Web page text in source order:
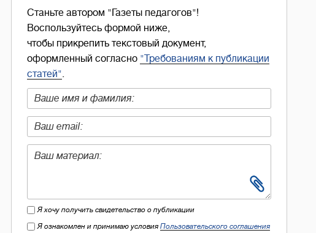
Станьте автором "Газеты педагогов"!
Воспользуйтесь формой ниже,
чтобы прикрепить текстовый документ,
оформленный согласно "Требованиям к публикации
статей".
Я хочу получить свидетельство о публикации
Я ознакомлен и принимаю условия Пользовательского соглашения